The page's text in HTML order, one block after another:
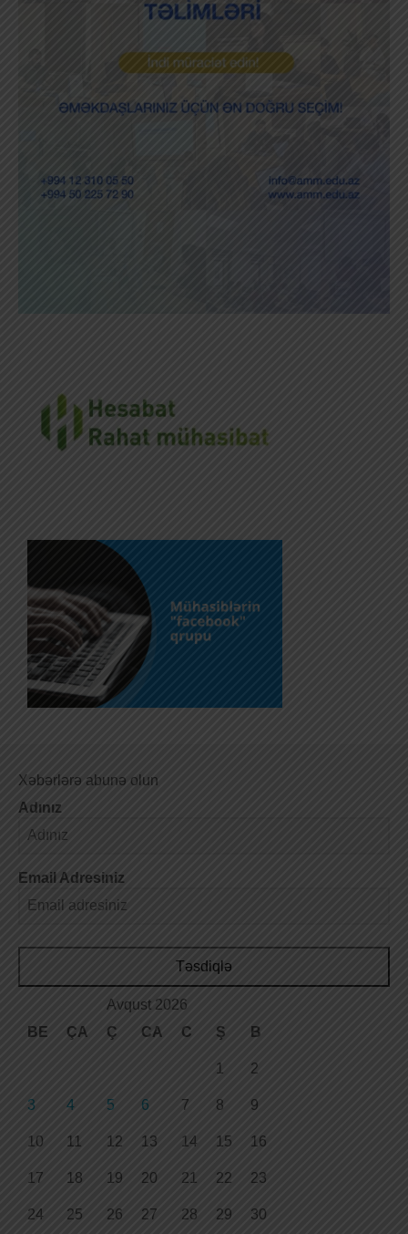
Xəbərlərə abunə olun
Adınız
Email Adresiniz
Təsdiqlə
Avqust 2026
BE
ÇA Ç CA C Ş B
1 2
3 4 5 6 7 8 9
10 11 12 13 14 15 16
17 18 19 20 21 22 23
24 25 26 27 28 29 30